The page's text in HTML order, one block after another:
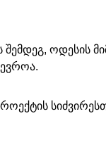
შემდეგ, ოდესის